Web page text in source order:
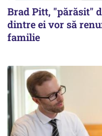
Brad Pitt, "părăsit"
dintre ei vor să
familie